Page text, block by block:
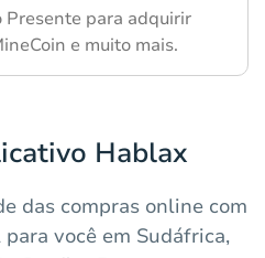
Presente para adquirir
e muito mais.
Hablax
das compras online com
você em Sudáfrica,